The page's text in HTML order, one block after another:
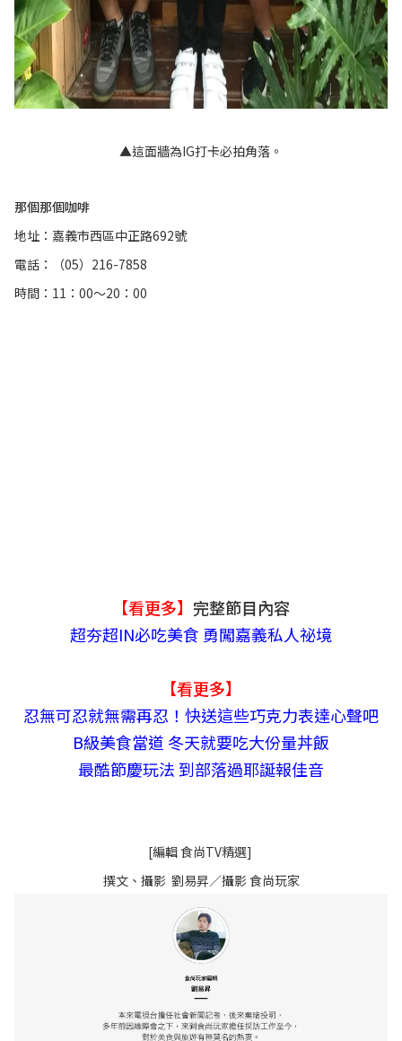
▲這面牆為IG打卡必拍角落。
那個那個咖啡
地址：嘉義市西區中正路692號
電話：（05）216-7858
時間：11：00～20：00
【看更多】 完整節目內容
超夯超IN必吃美食 勇闖嘉義私人祕境
【看更多】
忍無可忍就無需再忍！快送這些巧克力表達心聲吧
B級美食當道 冬天就要吃大份量丼飯
最酷節慶玩法 到部落過耶誕報佳音
[編輯 食尚TV精選]
撰文、攝影 劉易昇／攝影 食尚玩家